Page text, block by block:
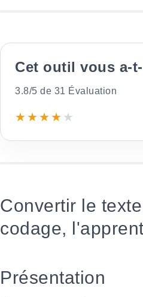
Cet outil vous a-
3.8/5 de 31 Évaluation
★★★★ ★
Convertir le
codage,
Présentation